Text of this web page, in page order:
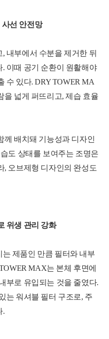
사선 안전망
내부에서 수분을 제거한 뒤
이때 공기 순환이 원활해야
수 있다. DRY TOWER MA
을 넓게 퍼뜨리고, 제습 효율
께 배치돼 기능성과 디자인
도 상태를 보여주는 조명은
, 오브제형 디자인의 완성도
위생 관리 강화
제품인 만큼 필터와 내부
MAX는 본체 후면에
부로 유입되는 것을 줄였다.
는 워셔블 필터 구조로, 주
.
세부정보 열기/접기